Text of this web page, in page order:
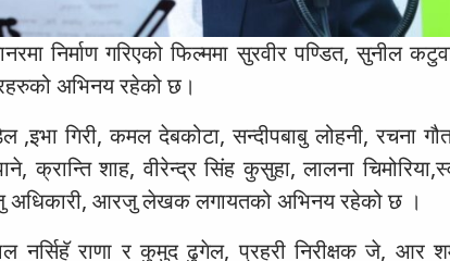
निर्माण गरिएको फिल्ममा सुरवीर पण्डित, सुनील
अभिनय रहेको छ।
,इभा गिरी, कमल देबकोटा, सन्दीपबाबु लोहनी, रचना
क्रान्ति शाह, वीरेन्द्र सिंह कुसुहा, लालना
अधिकारी, आरजु लेखक लगायतको अभिनय रहेको छ ।
नर्सिहॅ राणा र कुमुद ढुगेल, प्रहरी निरीक्षक जे, आर